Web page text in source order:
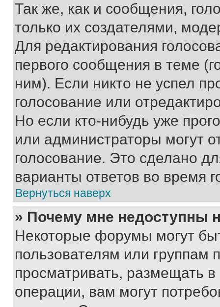
Так же, как и сообщения,
только их создателями,
Для редактирования
первого сообщения в теме
ним). Если никто не успел
голосование или
Но если кто-нибудь уже
или администраторы могут
голосование. Это сделано
варианты ответов во время
Вернуться наверх
» Почему мне недоступны
Некоторые форумы могут
пользователям или группам
просматривать, размещать
операции, вам могут